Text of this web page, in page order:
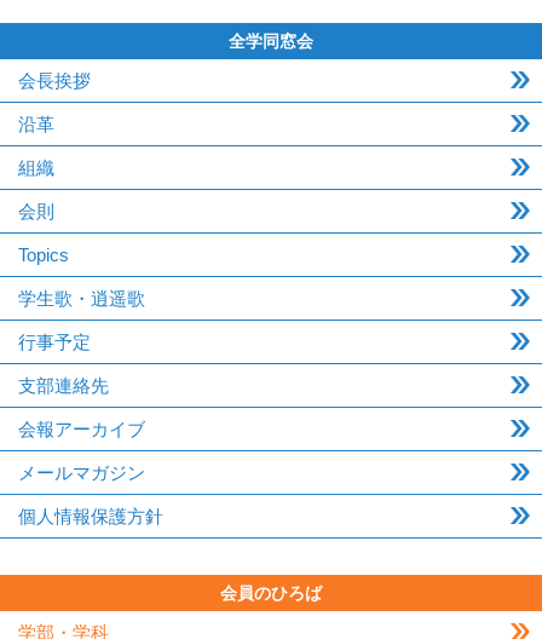
全学同窓会
会長挨拶
沿革
組織
会則
Topics
学生歌・逍遥歌
行事予定
支部連絡先
会報アーカイブ
メールマガジン
個人情報保護方針
会員のひろば
学部・学科